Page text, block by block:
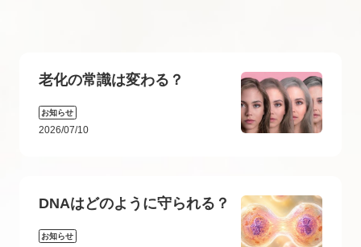
老化の常識は変わる？
お知らせ
2026/07/10
DNAはどのように守られる？
お知らせ